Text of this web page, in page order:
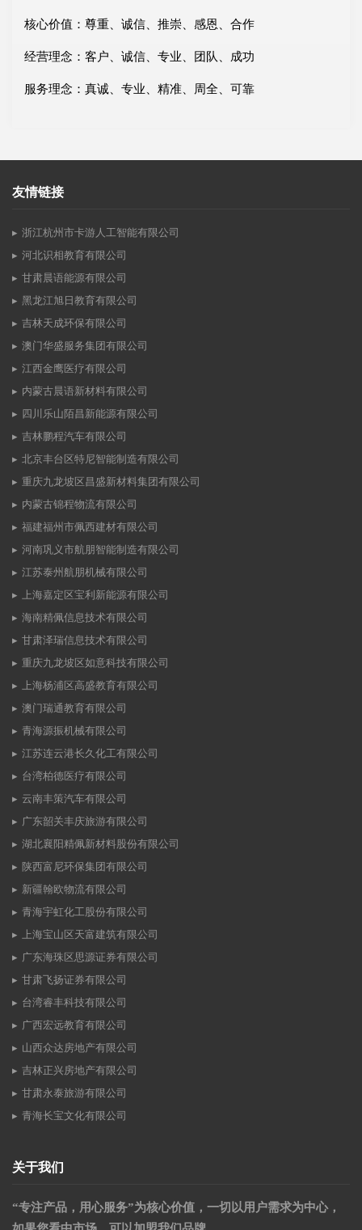
核心价值：尊重、诚信、推崇、感恩、合作
经营理念：客户、诚信、专业、团队、成功
服务理念：真诚、专业、精准、周全、可靠
友情链接
浙江杭州市卡游人工智能有限公司
河北识相教育有限公司
甘肃晨语能源有限公司
黑龙江旭日教育有限公司
吉林天成环保有限公司
澳门华盛服务集团有限公司
江西金鹰医疗有限公司
内蒙古晨语新材料有限公司
四川乐山陌昌新能源有限公司
吉林鹏程汽车有限公司
北京丰台区特尼智能制造有限公司
重庆九龙坡区昌盛新材料集团有限公司
内蒙古锦程物流有限公司
福建福州市佩西建材有限公司
河南巩义市航朋智能制造有限公司
江苏泰州航朋机械有限公司
上海嘉定区宝利新能源有限公司
海南精佩信息技术有限公司
甘肃泽瑞信息技术有限公司
重庆九龙坡区如意科技有限公司
上海杨浦区高盛教育有限公司
澳门瑞通教育有限公司
青海源振机械有限公司
江苏连云港长久化工有限公司
台湾柏德医疗有限公司
云南丰策汽车有限公司
广东韶关丰庆旅游有限公司
湖北襄阳精佩新材料股份有限公司
陕西富尼环保集团有限公司
新疆翰欧物流有限公司
青海宇虹化工股份有限公司
上海宝山区天富建筑有限公司
广东海珠区思源证券有限公司
甘肃飞扬证券有限公司
台湾睿丰科技有限公司
广西宏远教育有限公司
山西众达房地产有限公司
吉林正兴房地产有限公司
甘肃永泰旅游有限公司
青海长宝文化有限公司
关于我们
“专注产品，用心服务”为核心价值，一切以用户需求为中心，